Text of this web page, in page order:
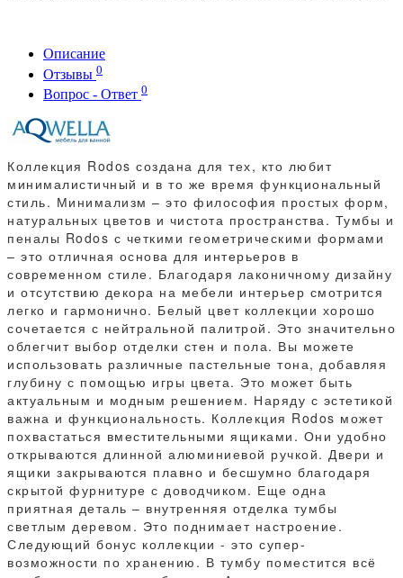
Описание
Отзывы 0
Вопрос - Ответ 0
Коллекция Rodos создана для тех, кто любит
минималистичный и в то же время функциональный
стиль. Минимализм – это философия простых форм,
натуральных цветов и чистота пространства. Тумбы и
пеналы Rodos с четкими геометрическими формами
– это отличная основа для интерьеров в
современном стиле. Благодаря лаконичному дизайну
и отсутствию декора на мебели интерьер смотрится
легко и гармонично. Белый цвет коллекции хорошо
сочетается с нейтральной палитрой. Это значительно
облегчит выбор отделки стен и пола. Вы можете
использовать различные пастельные тона, добавляя
глубину с помощью игры цвета. Это может быть
актуальным и модным решением. Наряду с эстетикой
важна и функциональность. Коллекция Rodos может
похвастаться вместительными ящиками. Они удобно
открываются длинной алюминиевой ручкой. Двери и
ящики закрываются плавно и бесшумно благодаря
скрытой фурнитуре с доводчиком. Еще одна
приятная деталь – внутренняя отделка тумбы
светлым деревом. Это поднимает настроение.
Следующий бонус коллекции - это супер-
возможности по хранению. В тумбу поместится всё